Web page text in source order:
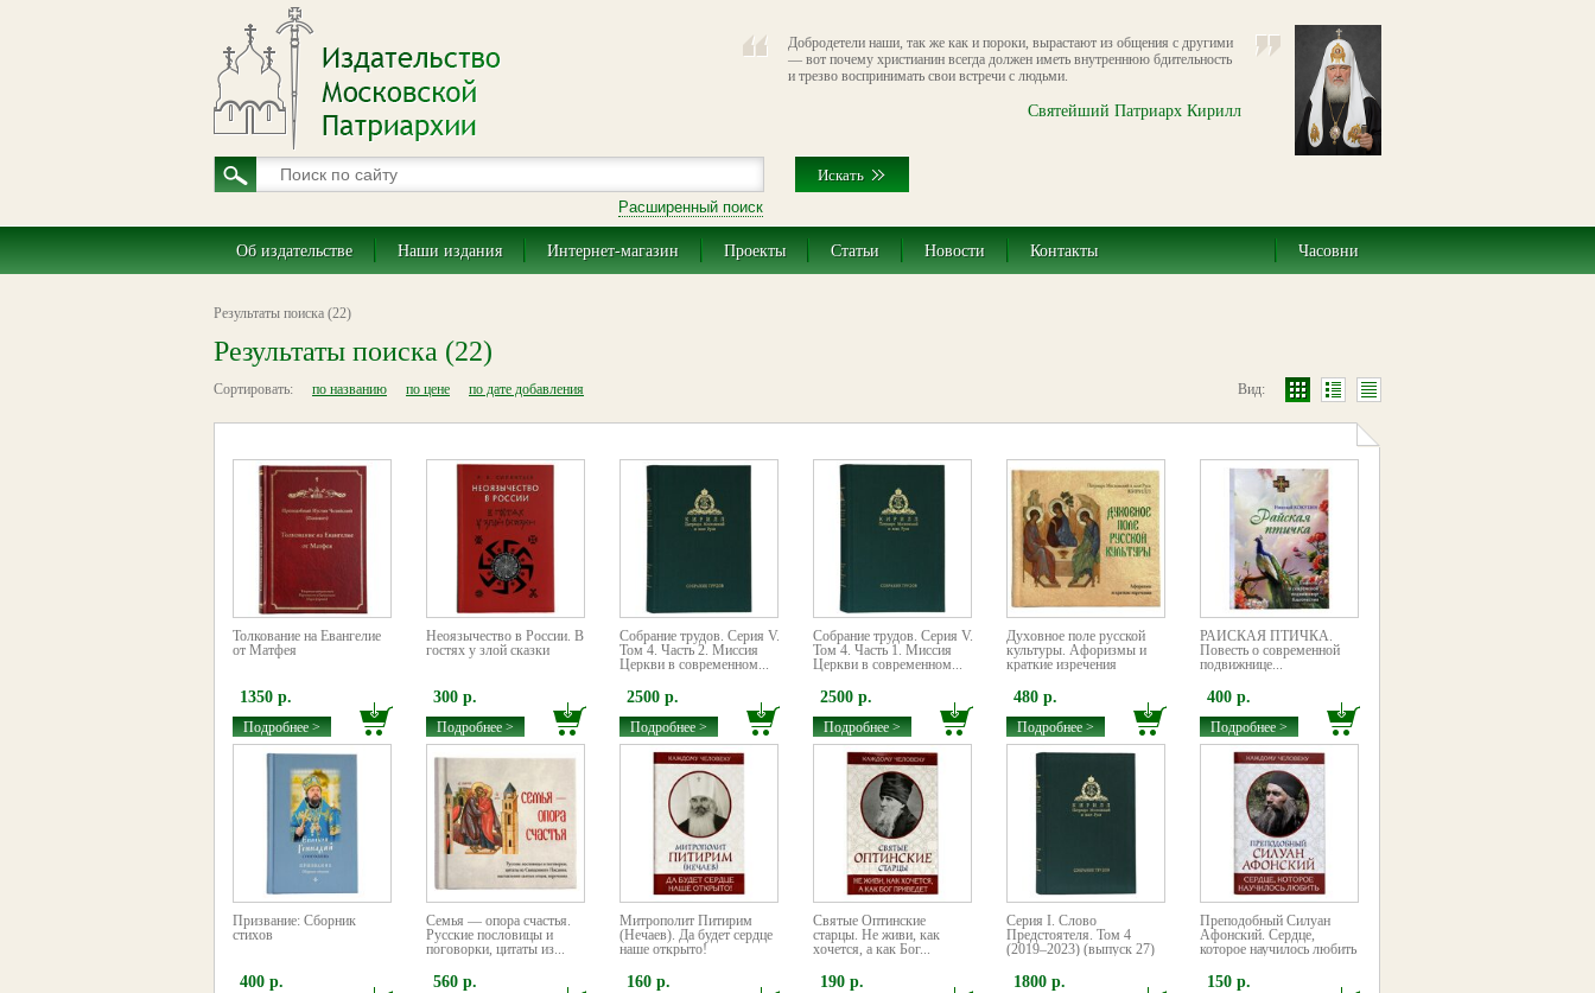
Добродетели наши, так же как и пороки, вырастают из общения с другими
— вот почему христианин всегда должен иметь внутреннюю бдительность
и трезво воспринимать свои встречи с людьми.
Святейший Патриарх Кирилл
Расширенный поиск
Об издательстве Наши издания Интернет-магазин Проекты Статьи Новости Контакты Часовни
Результаты поиска (22)
Результаты поиска (22)
Сортировать: Вид:
по названию по цене по дате добавления
Толкование на Евангелие
от Матфея
1350 р.
Подробнее >
Неоязычество в России. В
гостях у злой сказки
300 р.
Подробнее >
Собрание трудов. Серия V.
Том 4. Часть 2. Миссия
Церкви в современном...
2500 р.
Подробнее >
Собрание трудов. Серия V.
Том 4. Часть 1. Миссия
Церкви в современном...
2500 р.
Подробнее >
Духовное поле русской
культуры. Афоризмы и
краткие изречения
480 р.
Подробнее >
РАЙСКАЯ ПТИЧКА.
Повесть о современной
подвижнице...
400 р.
Подробнее >
Призвание: Сборник
стихов
400 р.
Семья — опора счастья.
Русские пословицы и
поговорки, цитаты из...
560 р.
Митрополит Питирим
(Нечаев). Да будет сердце
наше открыто!
160 р.
Святые Оптинские
старцы. Не живи, как
хочется, а как Бог...
190 р.
Серия I. Слово
Предстоятеля. Том 4
(2019–2023) (выпуск 27)
1800 р.
Преподобный Силуан
Афонский. Сердце,
которое научилось любить
150 р.